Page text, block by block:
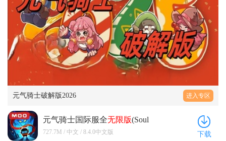
元气骑士破解版2026 进入专区
元气骑士国际服全无限版(Soul
Knight) 8.4.0中文版
727.7M / 中文 / 8.4.0中文版 下载